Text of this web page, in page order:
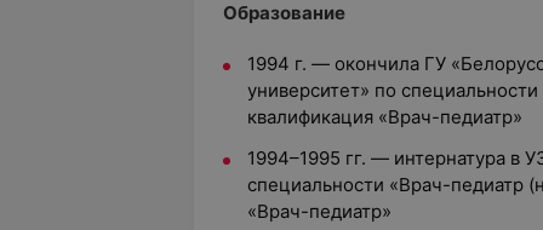
Образование
1994 г. — окончила ГУ
университет» по
квалификация «Врач-педиатр»
1994–1995 гг. — интернатура в
специальности «Врач-педиатр
«Врач-педиатр»